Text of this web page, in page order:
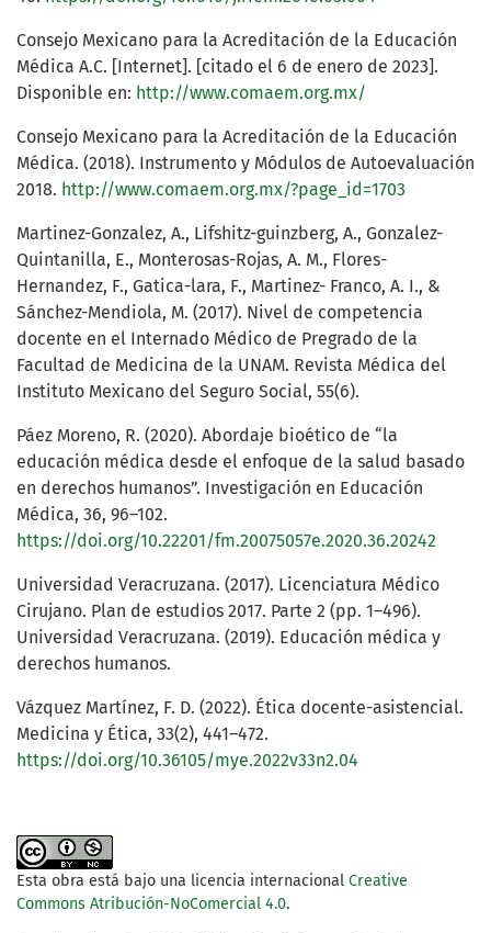
Consejo Mexicano para la Acreditación de la Educación
Médica A.C. [Internet]. [citado el 6 de enero de 2023].
Disponible en: http://www.comaem.org.mx/
Consejo Mexicano para la Acreditación de la Educación
Médica. (2018). Instrumento y Módulos de Autoevaluación
2018. http://www.comaem.org.mx/?page_id=1703
Martinez-Gonzalez, A., Lifshitz-guinzberg, A., Gonzalez-
Quintanilla, E., Monterosas-Rojas, A. M., Flores-
Hernandez, F., Gatica-lara, F., Martinez- Franco, A. I., &
Sánchez-Mendiola, M. (2017). Nivel de competencia
docente en el Internado Médico de Pregrado de la
Facultad de Medicina de la UNAM. Revista Médica del
Instituto Mexicano del Seguro Social, 55(6).
Páez Moreno, R. (2020). Abordaje bioético de “la
educación médica desde el enfoque de la salud basado
en derechos humanos”. Investigación en Educación
Médica, 36, 96–102.
https://doi.org/10.22201/fm.20075057e.2020.36.20242
Universidad Veracruzana. (2017). Licenciatura Médico
Cirujano. Plan de estudios 2017. Parte 2 (pp. 1–496).
Universidad Veracruzana. (2019). Educación médica y
derechos humanos.
Vázquez Martínez, F. D. (2022). Ética docente-asistencial.
Medicina y Ética, 33(2), 441–472.
https://doi.org/10.36105/mye.2022v33n2.04
Esta obra está bajo una licencia internacional Creative
Commons Atribución-NoComercial 4.0.